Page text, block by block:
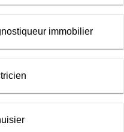
immobilier